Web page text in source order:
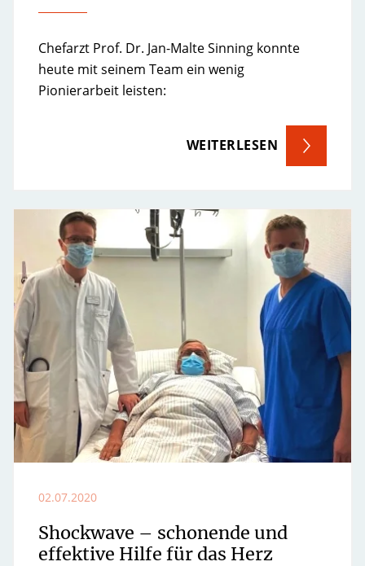
Chefarzt Prof. Dr. Jan-Malte Sinning konnte
heute mit seinem Team ein wenig
Pionierarbeit leisten:
WEITERLESEN
02.07.2020
Shockwave – schonende und
effektive Hilfe für das Herz